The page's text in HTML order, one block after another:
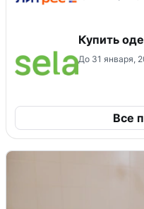
Купить
До 31 января,
Все